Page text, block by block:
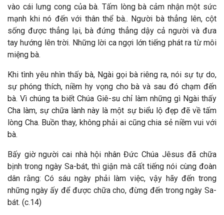
vào cái lưng cong của bà. Tấm lòng bà cảm nhận một sức
mạnh khi nó đến với thân thể bà.. Người bà thẳng lên, cột
sống được thẳng lại, bà đứng thẳng dậy cả người và đưa
tay hướng lên trời. Những lời ca ngợi lớn tiếng phát ra từ môi
miệng bà.
Khi tình yêu nhìn thấy bà, Ngài gọi bà riêng ra, nói sự tự do,
sự phóng thích, niềm hy vọng cho bà và sau đó chạm đến
bà. Vì chúng ta biết Chúa Giê-su chỉ làm những gì Ngài thấy
Cha làm, sự chữa lành này là một sự biểu lộ đẹp đẽ về tấm
lòng Cha. Buồn thay, không phải ai cũng chia sẻ niềm vui với
bà.
Bấy giờ người cai nhà hội nhân Đức Chúa Jêsus đã chữa
bịnh trong ngày Sa-bát, thì giận mà cất tiếng nói cùng đoàn
dân rằng: Có sáu ngày phải làm việc, vậy hãy đến trong
những ngày ấy để được chữa cho, đừng đến trong ngày Sa-
bát. (c.14)